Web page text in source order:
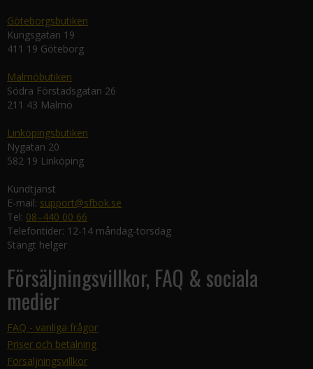
Göteborgsbutiken
Kungsgatan 19
411 19 Göteborg
Malmöbutiken
Södra Förstadsgatan 26
211 43 Malmö
Linköpingsbutiken
Nygatan 20
582 19 Linköping
Kundtjänst
E-mail: support@sfbok.se
Tel: 08–440 00 66
Telefontider: 12-14 måndag-torsdag
Stängt helger
Försäljningsvillkor, FAQ & sociala
medier
FAQ - vanliga frågor
Priser och betalning
Försäljningsvillkor